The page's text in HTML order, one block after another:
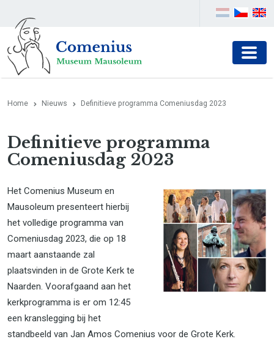
Home Nieuws Definitieve programma Comeniusdag 2023
Definitieve programma
Comeniusdag 2023
Het Comenius Museum en
Mausoleum presenteert hierbij
het volledige programma van
Comeniusdag 2023, die op 18
maart aanstaande zal
plaatsvinden in de Grote Kerk te
Naarden. Voorafgaand aan het
kerkprogramma is er om 12:45
een kranslegging bij het
standbeeld van Jan Amos Comenius voor de Grote Kerk.